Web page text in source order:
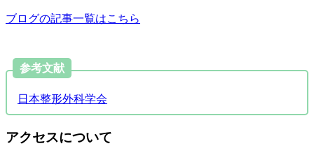
ブログの記事一覧はこちら
参考文献
日本整形外科学会
アクセスについて